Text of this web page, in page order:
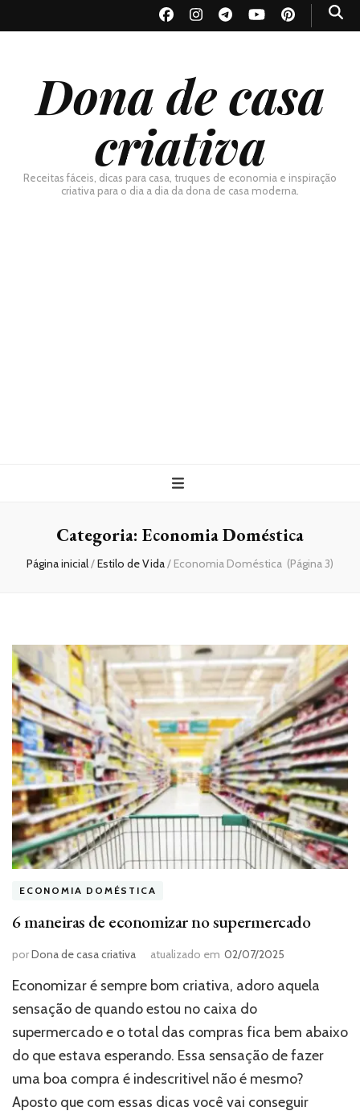
Dona de casa
criativa
Receitas fáceis, dicas para casa, truques de economia e inspiração
criativa para o dia a dia da dona de casa moderna.
Categoria: Economia Doméstica
Página inicial/Estilo de Vida/ Economia Doméstica (Página 3)
ECONOMIA DOMÉSTICA
6 maneiras de economizar no supermercado
porDona de casa criativa atualizado em 02/07/2025
Economizar é sempre bom criativa, adoro aquela
sensação de quando estou no caixa do
supermercado e o total das compras fica bem abaixo
do que estava esperando. Essa sensação de fazer
uma boa compra é indescritivel não é mesmo?
Aposto que com essas dicas você vai conseguir